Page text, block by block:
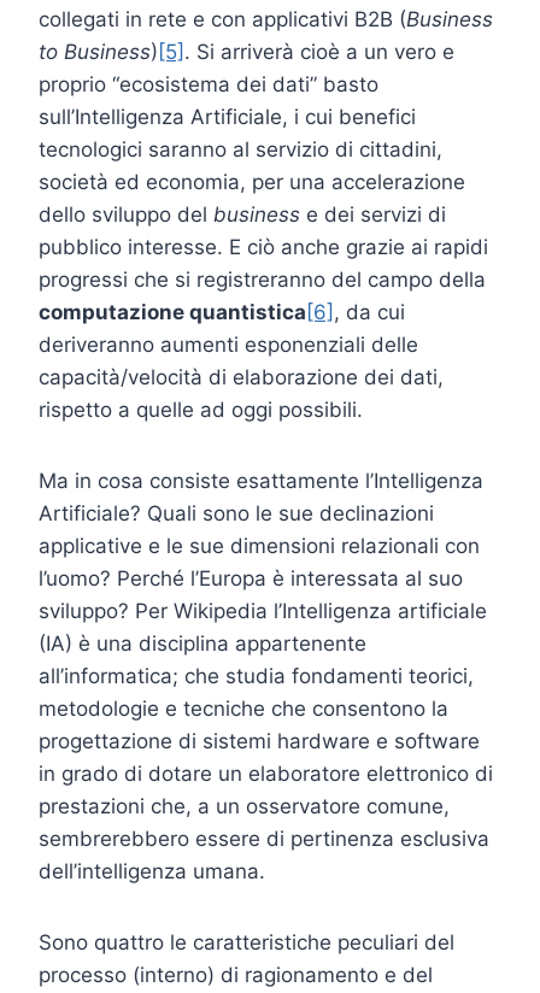
collegati in rete e con applicativi B2B (Business
to Business) [5] . Si arriverà cioè a un vero e
proprio “ecosistema dei dati” basto
sull’Intelligenza Artificiale, i cui benefici
tecnologici saranno al servizio di cittadini,
società ed economia, per una accelerazione
dello sviluppo del business e dei servizi di
pubblico interesse. E ciò anche grazie ai rapidi
progressi che si registreranno del campo della
computazione quantistica [6] , da cui
deriveranno aumenti esponenziali delle
capacità/velocità di elaborazione dei dati,
rispetto a quelle ad oggi possibili.
Ma in cosa consiste esattamente l’Intelligenza
Artificiale? Quali sono le sue declinazioni
applicative e le sue dimensioni relazionali con
l’uomo? Perché l’Europa è interessata al suo
sviluppo? Per Wikipedia l’Intelligenza artificiale
(IA) è una disciplina appartenente
all’informatica; che studia fondamenti teorici,
metodologie e tecniche che consentono la
progettazione di sistemi hardware e software
in grado di dotare un elaboratore elettronico di
prestazioni che, a un osservatore comune,
sembrerebbero essere di pertinenza esclusiva
dell’intelligenza umana.
Sono quattro le caratteristiche peculiari del
processo (interno) di ragionamento e del